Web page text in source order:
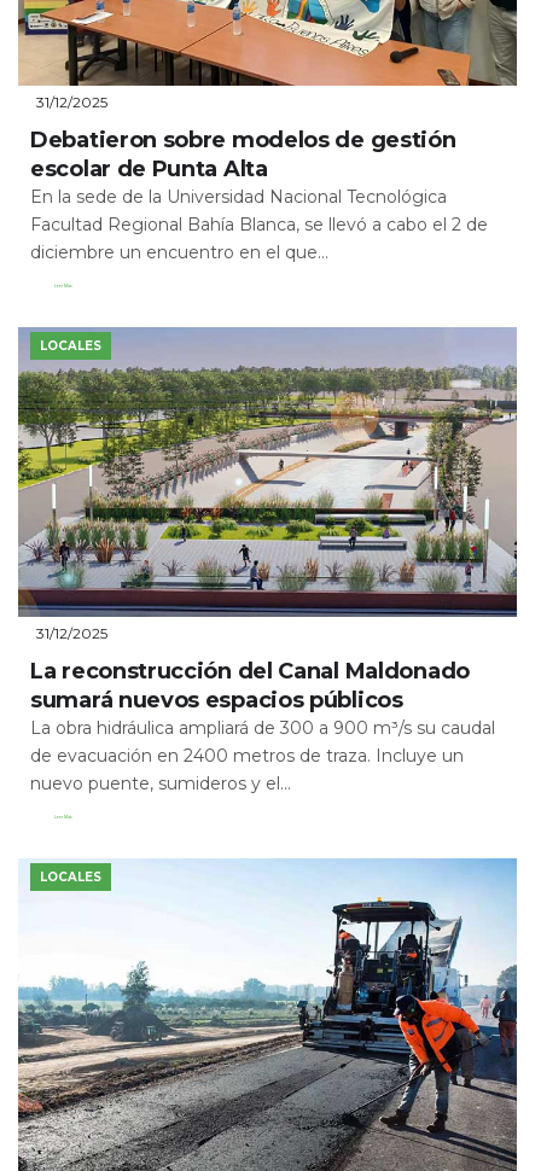
31/12/2025
Debatieron sobre modelos de gestión
escolar de Punta Alta
En la sede de la Universidad Nacional Tecnológica
Facultad Regional Bahía Blanca, se llevó a cabo el 2 de
diciembre un encuentro en el que...
Leer Más
LOCALES
31/12/2025
La reconstrucción del Canal Maldonado
sumará nuevos espacios públicos
La obra hidráulica ampliará de 300 a 900 m³/s su caudal
de evacuación en 2400 metros de traza. Incluye un
nuevo puente, sumideros y el...
Leer Más
LOCALES